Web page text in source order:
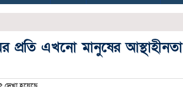
প্রতি এখনো মানুষের আস্থাহীনতা